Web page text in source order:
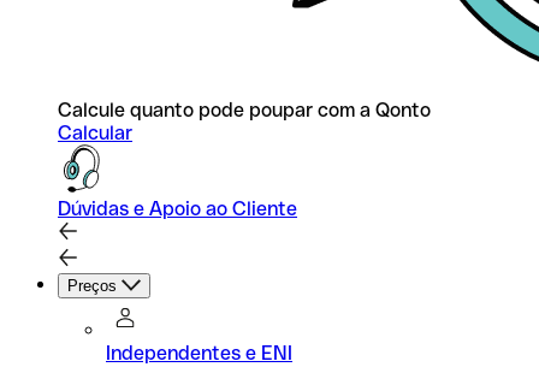
Calcule quanto pode poupar com a Qonto
Calcular
Dúvidas e Apoio ao Cliente
Preços
Independentes e ENI